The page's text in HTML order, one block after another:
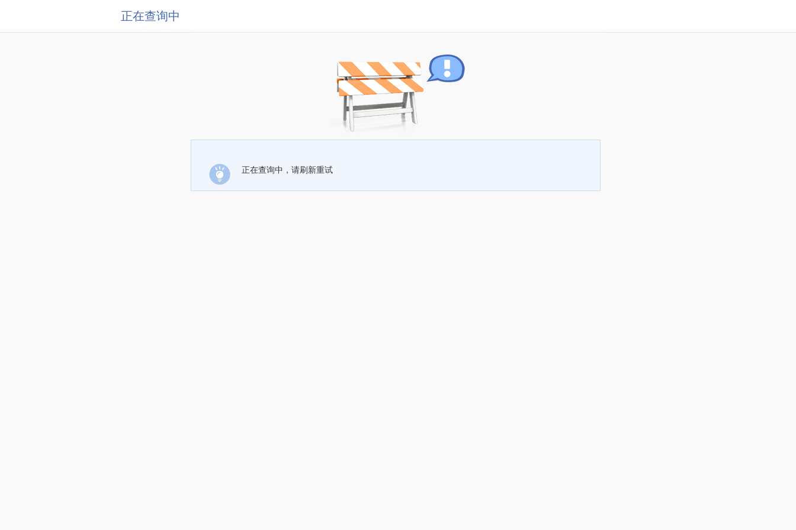
正在查询中
正在查询中，请刷新重试